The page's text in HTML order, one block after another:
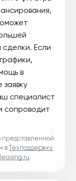
Если
в
специалист
сопроводит
представленной
вТехподдержку
.